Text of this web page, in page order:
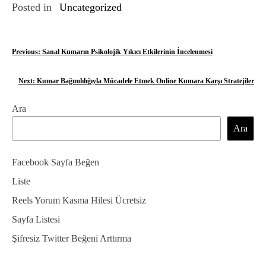
Posted in Uncategorized
Y
ı
g
e
z
i
n
m
Previous: Sanal Kumarın Psikolojik Yıkıcı Etkilerinin İncelenmesi
Next: Kumar Bağımlılığıyla Mücadele Etmek Online Kumara Karşı Stratejiler
Ara
Ara
Facebook Sayfa Beğen
Liste
Reels Yorum Kasma Hilesi Ücretsiz
Sayfa Listesi
Şifresiz Twitter Beğeni Arttırma